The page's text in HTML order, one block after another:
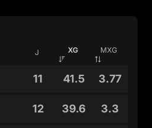
J XG MXG
11 41.5 3.77
12 39.6 3.3